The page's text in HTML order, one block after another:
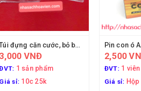
Túi đựng căn cước, bỏ bọc căn cước
3,000 VNĐ
1 sản phẩm
Giá sỉ: 10c 25k
Pin con ó
2,500
ĐVT: 1 viên
Giá sỉ: